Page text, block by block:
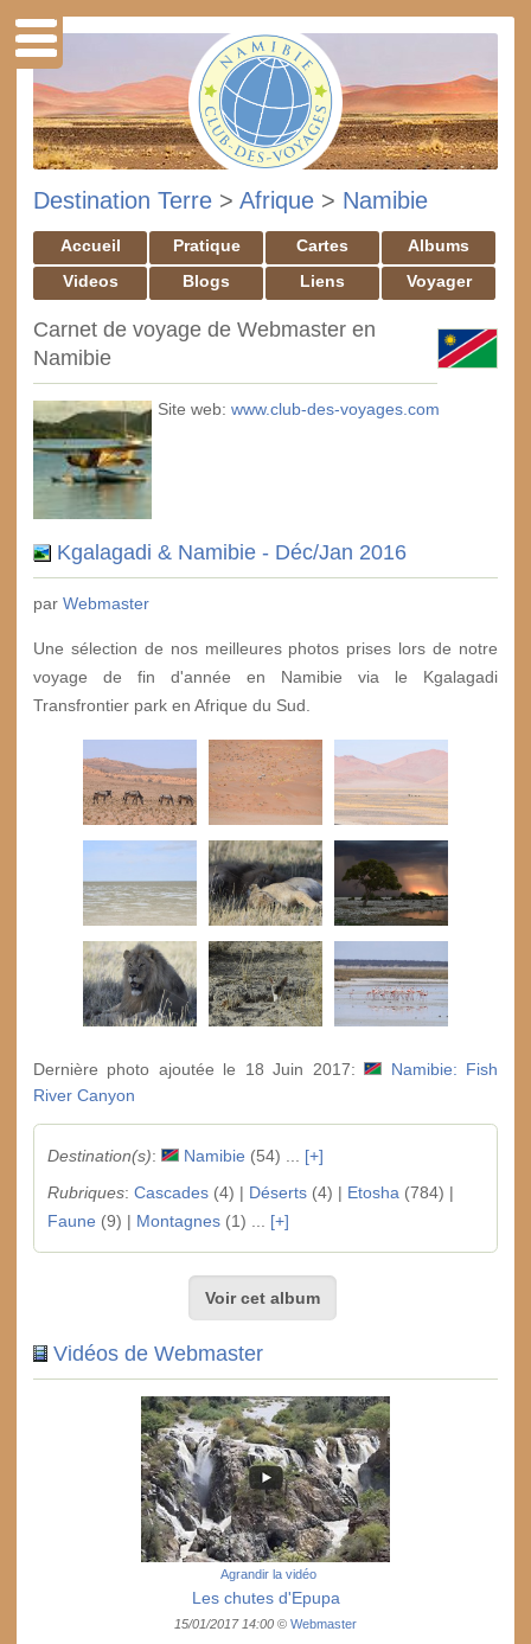
Destination Terre > Afrique > Namibie
Accueil Pratique Cartes
Albums
Videos
Blogs Liens Voyager
Carnet de voyage de Webmaster en
Namibie
Site web: www.club-des-voyages.com
Kgalagadi & Namibie - Déc/Jan 2016
par Webmaster
Une sélection de nos meilleures photos prises lors de notre
voyage de fin d'année en Namibie via le Kgalagadi
Transfrontier park en Afrique du Sud.
Dernière photo ajoutée le 18 Juin 2017:
Namibie: Fish
River Canyon
Destination(s): Namibie (54) ... [+]
Rubriques: Cascades(4) | Déserts(4) | Etosha (784) |
Faune (9) | Montagnes(1) ... [+]
Voir cet album
Vidéos de Webmaster
Agrandir la vidéo
Les chutes d'Epupa
15/01/2017 14:00 © Webmaster